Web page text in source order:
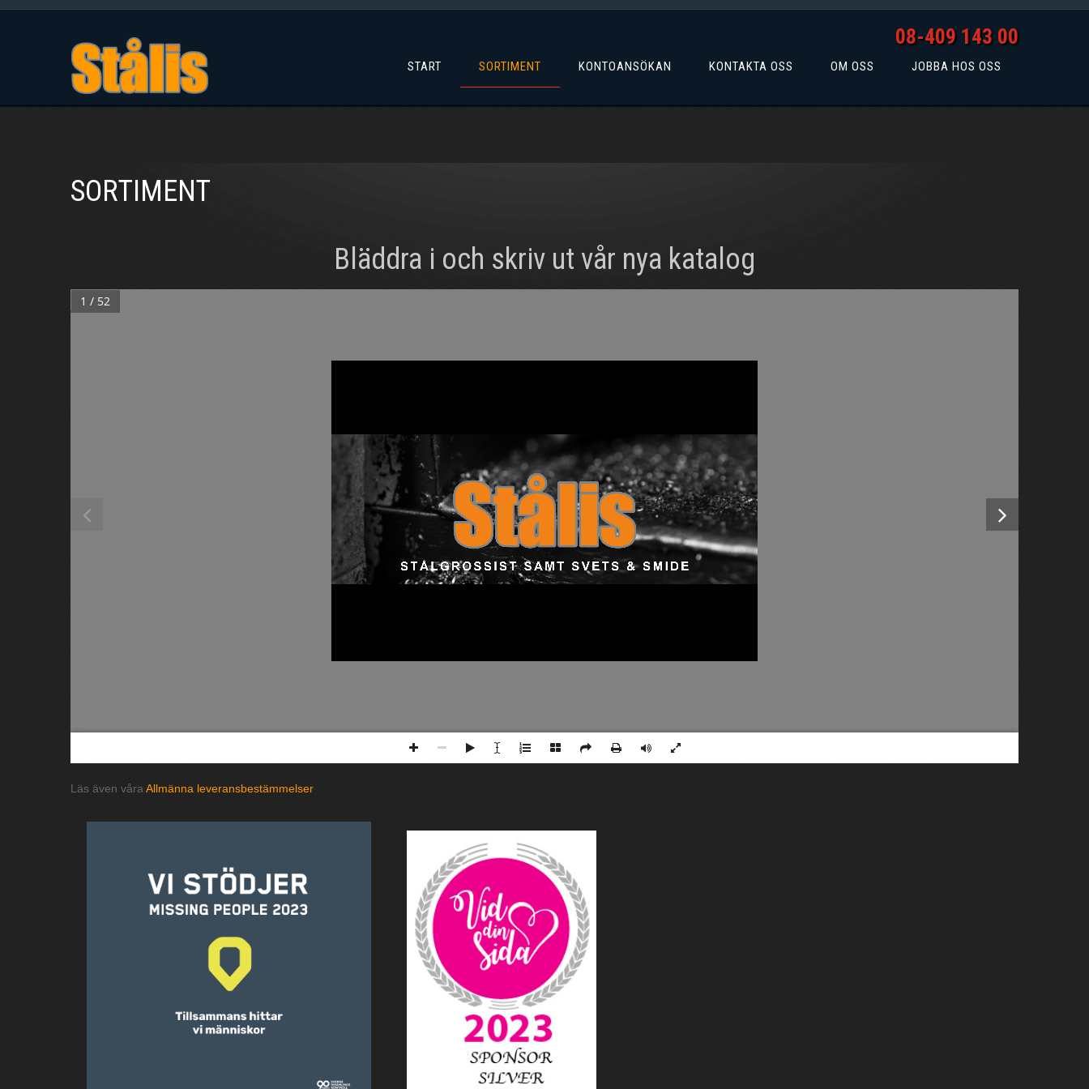
08-409 143 00
START SORTIMENT KONTOANSÖKAN KONTAKTA OSS OM OSS JOBBA HOS OSS
SORTIMENT
Bläddra i och skriv ut vår nya katalog
S T Å L G R O S S I S T   S A M T   S V E T S   &   S M I D E
1 / 52
Läs även våra Allmänna leveransbestämmelser